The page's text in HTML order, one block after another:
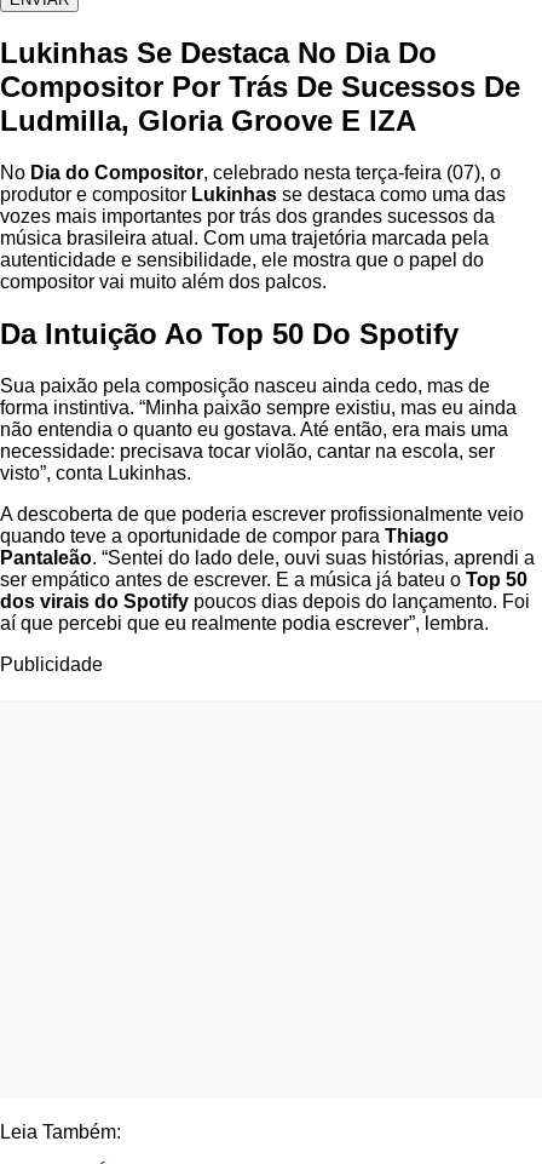
Lukinhas Se Destaca No Dia Do
Compositor Por Trás De Sucessos De
Ludmilla, Gloria Groove E IZA
No Dia do Compositor, celebrado nesta terça-feira (07), o
produtor e compositor Lukinhas se destaca como uma das
vozes mais importantes por trás dos grandes sucessos da
música brasileira atual. Com uma trajetória marcada pela
autenticidade e sensibilidade, ele mostra que o papel do
compositor vai muito além dos palcos.
Da Intuição Ao Top 50 Do Spotify
Sua paixão pela composição nasceu ainda cedo, mas de
forma instintiva. “Minha paixão sempre existiu, mas eu ainda
não entendia o quanto eu gostava. Até então, era mais uma
necessidade: precisava tocar violão, cantar na escola, ser
visto”, conta Lukinhas.
A descoberta de que poderia escrever profissionalmente veio
quando teve a oportunidade de compor para Thiago
Pantaleão. “Sentei do lado dele, ouvi suas histórias, aprendi a
ser empático antes de escrever. E a música já bateu o Top 50
dos virais do Spotify poucos dias depois do lançamento. Foi
aí que percebi que eu realmente podia escrever”, lembra.
Publicidade
Leia Também: